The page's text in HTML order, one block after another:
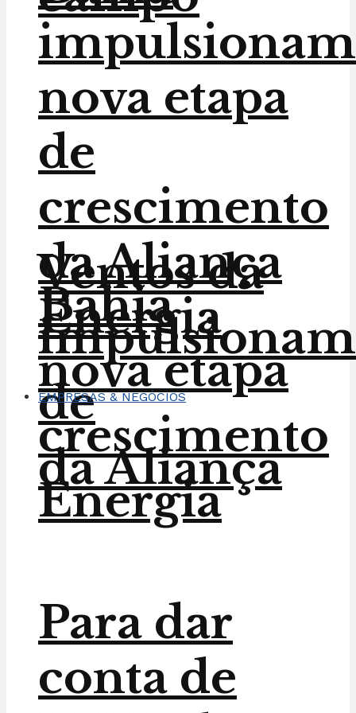
Ventos da
Bahia
impulsionam
nova etapa
de
crescimento
da Aliança
Energia
impulsionam
nova etapa
de
crescimento
da Aliança
Energia
EMPRESAS & NEGÓCIOS
Para dar
conta de